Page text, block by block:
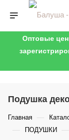
Оптовые
Подушка
Главная —
— ПОДУШКИ —